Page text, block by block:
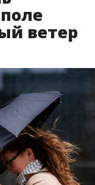
ветер